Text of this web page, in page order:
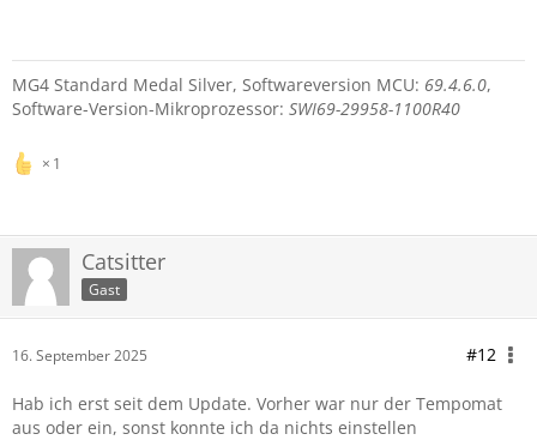
MG4 Standard Medal Silver, Softwareversion MCU: 69.4.6.0,
Software-Version-Mikroprozessor: SWI69-29958-1100R40
1
Catsitter
Gast
16. September 2025 #12
Hab ich erst seit dem Update. Vorher war nur der Tempomat
aus oder ein, sonst konnte ich da nichts einstellen